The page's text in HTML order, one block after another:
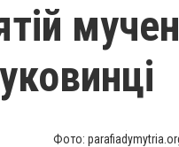
Фото: